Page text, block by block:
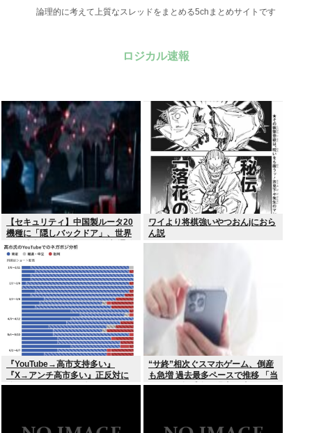
論理的に考えて上質なスレッドをまとめる5chまとめサイトです
ロジカル速報
【セキュリティ】中国製ルータ20
機種に「隠しバックドア」、世界
10万台超か…35秒ごとに外部通信
判明
ワイより将棋強いやつおんjにおら
ん説
『YouTube→高市支持多い』
『X→アンチ高市多い』正反対に
分かれてしまう。一体なぜ？？？
“サ終”相次ぐスマホゲーム、倒産
も急増 過去最多ペースで推移 「当
たれば一攫千金」過去の時代に